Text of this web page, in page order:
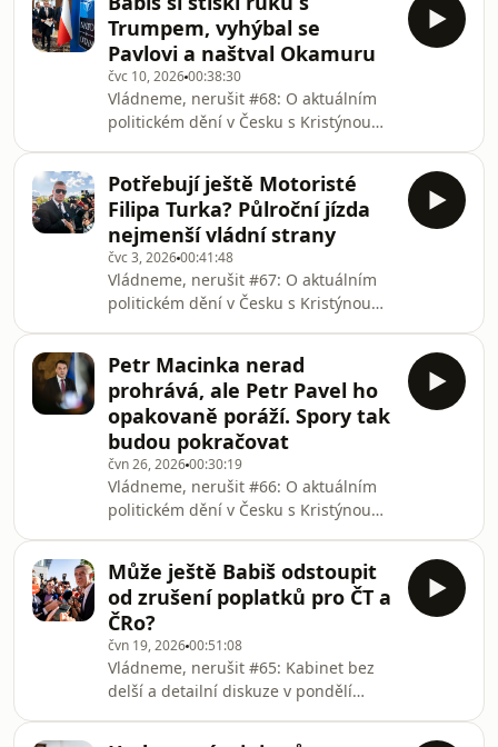
prázdninové politiky rozvířil čestný
prezident Motoristů Filip Turek svou
nehodou v centru Prahy. Jakmile se
objevily v médiích záběry z incidentu,
začala politická bouře a v současné
chvíli to poprvé od vstupu Turka do
politiky, že by to mohlo znamenat
značnou komp
Trumpem, vyhýbal se
Pavlovi a naštval Okamuru
čvc 10, 202600:38:30
Vládneme, nerušit #68: O aktuálním
politickém dění v Česku s Kristýnou
Severoatlantické aliance v Ankaře je
za námi. Je za námi i vnitropolitický
spor mezi Pražským hradem a vládou
Andreje Babiše v čele s Petrem
Macinkou? Má summit vítěze a
poražené a byl nakonec Donald
Trump nazlobený na českou vládu pro
nedodržení aliančních závazků na vý
Potřebují ještě Motoristé
Filipa Turka? Půlroční jízda
nejmenší vládní strany
čvc 3, 202600:41:48
Vládneme, nerušit #67: O aktuálním
politickém dění v Česku s Kristýnou
alespoň v mediálním světě
Motoristům. Vedle už běžných
provokací Petra Macinky, nekončícího
sporu o Ankaru, nezvládl své emoce
po vypískání na folkórním festivalu ve
Strážnici ani ministr kultury Oto
Klempíř. Andrej Babiš své koaliční
partnery na pondělní vl
Petr Macinka nerad
prohrává, ale Petr Pavel ho
opakovaně poráží. Spory tak
budou pokračovat
čvn 26, 202600:30:19
Vládneme, nerušit #66: O aktuálním
politickém dění v Česku s Kristýnou
bude zastupovat Českou republiku na
summitu NATO v turecké Ankaře tento
týden pokračovala. Petr Pavel si může
díky předběžnému opatření ústavního
soudu pomalu balit kufry na cestu,
rozhodně to ale neznamená konec
sporů mezi ním a vládou. Šéf
Může ještě Babiš odstoupit
od zrušení poplatků pro ČT a
ČRo?
čvn 19, 202600:51:08
Vládneme, nerušit #65: Kabinet bez
delší a detailní diskuze v pondělí